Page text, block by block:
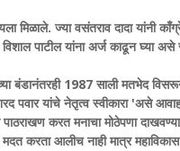
मिळाले. ज्या वसंतराव दादा यांनी
पाटील यांना अर्ज काढून घ्या असे
बंडानंतरही 1987 साली मतभेद
पवार यांचे नेतृत्व स्वीकारा 'असे
पाठराखण करत मनाचा मोठेपणा
करता आलीच नाही मात्र महाविकास